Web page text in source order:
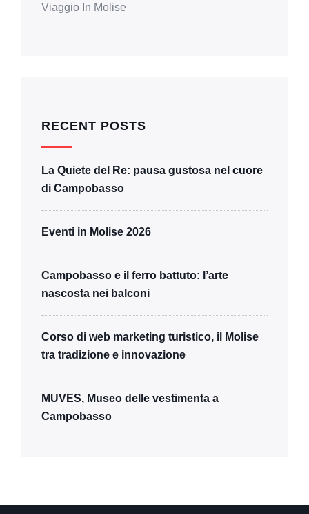
Viaggio In Molise
RECENT POSTS
La Quiete del Re: pausa gustosa nel cuore
di Campobasso
Eventi in Molise 2026
Campobasso e il ferro battuto: l’arte
nascosta nei balconi
Corso di web marketing turistico, il Molise
tra tradizione e innovazione
MUVES, Museo delle vestimenta a
Campobasso